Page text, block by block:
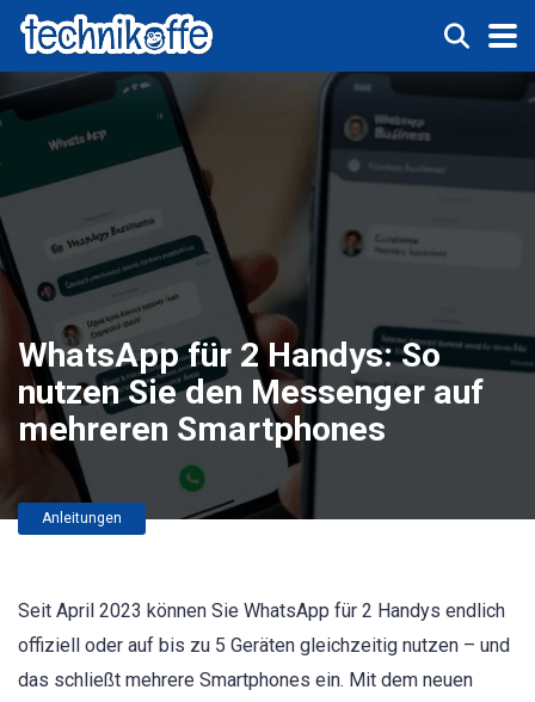
WhatsApp für 2 Handys: So
nutzen Sie den Messenger auf
mehreren Smartphones
Anleitungen
Seit April 2023 können Sie WhatsApp für 2 Handys endlich
offiziell oder auf bis zu 5 Geräten gleichzeitig nutzen – und
das schließt mehrere Smartphones ein. Mit dem neuen